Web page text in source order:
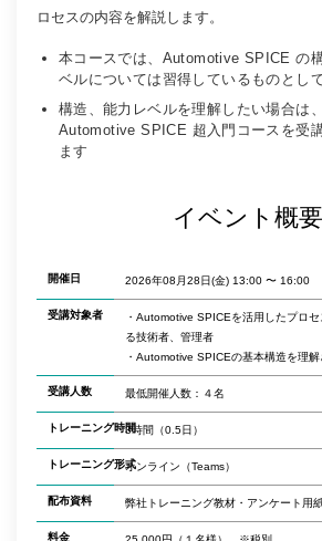
ロセスの内容を解説します。
本コースでは、Automotive SPICE の
ベルについては習得しているものとし
構造、能力レベルを理解したい場合は
Automotive SPICE 超入門コースを受
ます
イベント概要
開催日 2026年08月28日(金) 13:00 〜 16:00
受講対象者
・Automotive SPICEを活用したプロ
る技術者、管理者
・Automotive SPICEの基本構造を理
受講人数 最低開催人数：４名
トレーニング時間3時間（0.5日）
トレーニング形式オンライン（Teams）
配布資料 弊社トレーニング教材・アンケート用
料金